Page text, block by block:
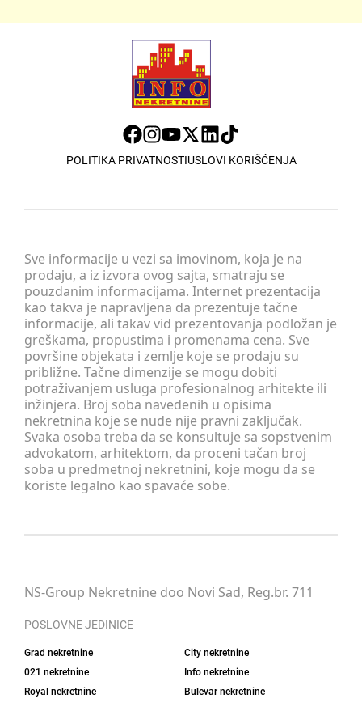
POLITIKA PRIVATNOSTIUSLOVI KORIŠĆENJA
Sve informacije u vezi sa imovinom, koja je na
prodaju, a iz izvora ovog sajta, smatraju se
pouzdanim informacijama. Internet prezentacija
kao takva je napravljena da prezentuje tačne
informacije, ali takav vid prezentovanja podložan je
greškama, propustima i promenama cena. Sve
površine objekata i zemlje koje se prodaju su
približne. Tačne dimenzije se mogu dobiti
potraživanjem usluga profesionalnog arhitekte ili
inžinjera. Broj soba navedenih u opisima
nekretnina koje se nude nije pravni zaključak.
Svaka osoba treba da se konsultuje sa sopstvenim
advokatom, arhitektom, da proceni tačan broj
soba u predmetnoj nekretnini, koje mogu da se
koriste legalno kao spavaće sobe.
NS-Group Nekretnine doo Novi Sad, Reg.br. 711
POSLOVNE JEDINICE
Grad nekretnine
City nekretnine
021 nekretnine
Info nekretnine
Royal nekretnine
Bulevar nekretnine